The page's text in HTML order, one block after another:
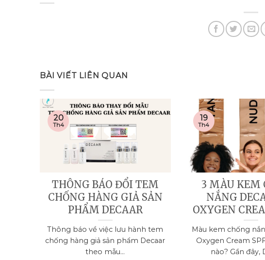
BÀI VIẾT LIÊN QUAN
THÔNG BÁO ĐỔI TEM
CHỐNG HÀNG GIẢ SẢN
PHẨM DECAAR
Thông báo về việc lưu hành tem
chống hàng giả sản phẩm Decaar
theo mẫu...
20
Th4
3 MÀU KEM
NẮNG
OXYGEN
Màu kem chống
Oxygen Cream
nào? Gần đây,
19
Th4